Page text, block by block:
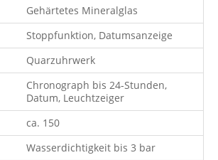
Gehärtetes Mineralglas
Stoppfunktion, Datumsanzeige
Quarzuhrwerk
Chronograph bis 24-Stunden,
Datum, Leuchtzeiger
ca. 150
Wasserdichtigkeit bis 3 bar